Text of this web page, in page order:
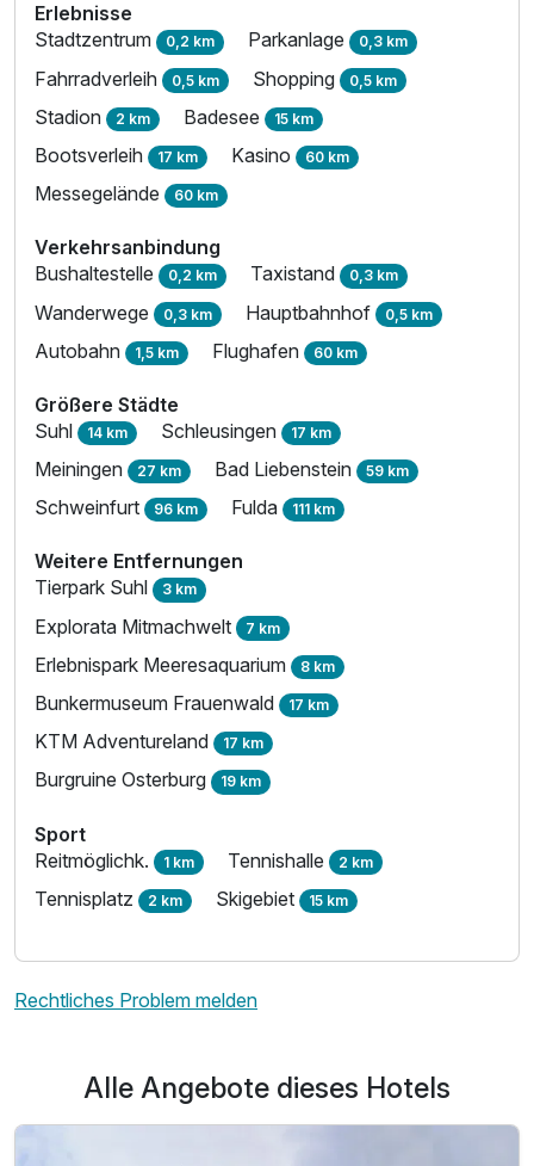
Erlebnisse
Stadtzentrum 0,2 km Parkanlage 0,3 km
Fahrradverleih 0,5 km Shopping 0,5 km
Stadion 2 km Badesee 15 km
Bootsverleih 17 km Kasino 60 km
Messegelände 60 km
Verkehrsanbindung
Bushaltestelle 0,2 km Taxistand 0,3 km
Wanderwege 0,3 km Hauptbahnhof 0,5 km
Autobahn 1,5 km Flughafen 60 km
Größere Städte
Suhl 14 km Schleusingen 17 km
Meiningen 27 km Bad Liebenstein 59 km
Schweinfurt 96 km Fulda 111 km
Weitere Entfernungen
Tierpark Suhl 3 km
Explorata Mitmachwelt 7 km
Erlebnispark Meeresaquarium 8 km
Bunkermuseum Frauenwald 17 km
KTM Adventureland 17 km
Burgruine Osterburg 19 km
Sport
Reitmöglichk. 1 km Tennishalle 2 km
Tennisplatz 2 km Skigebiet 15 km
Rechtliches Problem melden
Alle Angebote dieses Hotels